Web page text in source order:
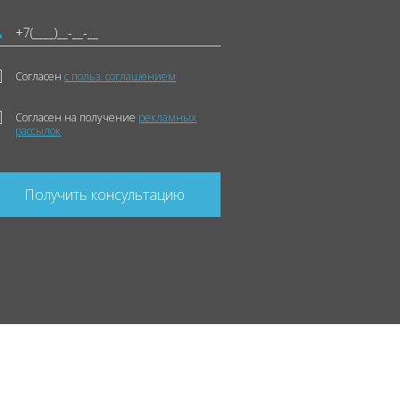
Согласенс польз. соглашением
Согласен на получение рекламных
рассылок
Получить консультацию